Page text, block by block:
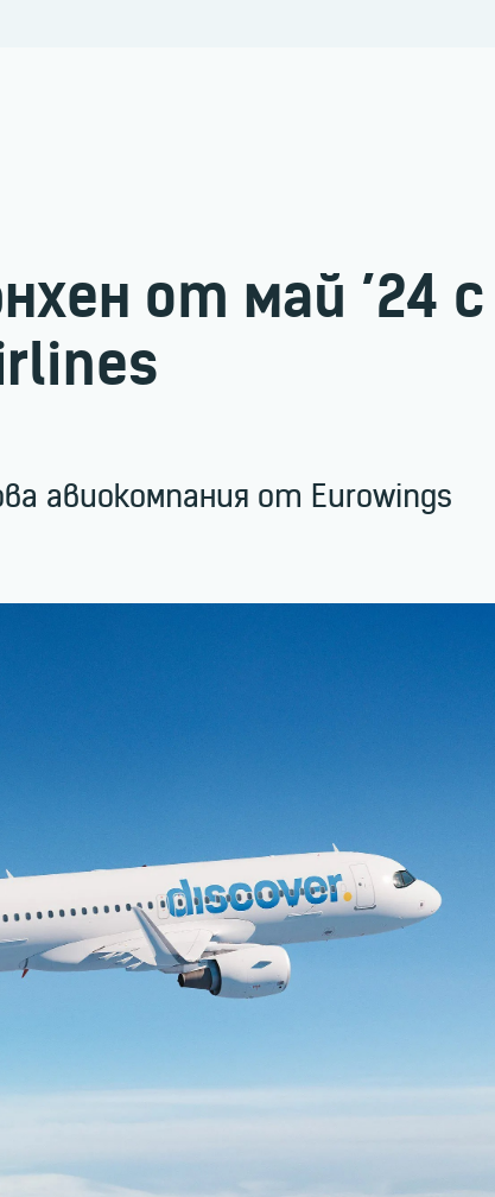
от май ’24 с
авиокомпания от Eurowings